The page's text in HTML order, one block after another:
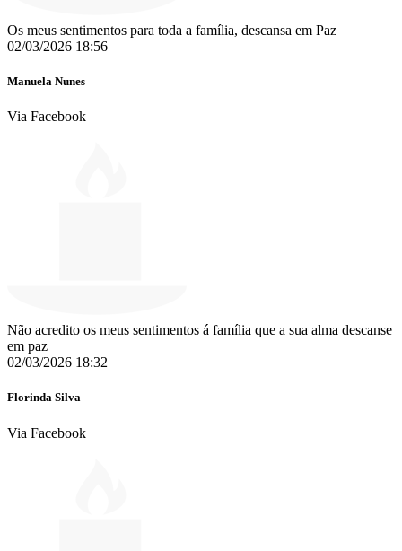
Os meus sentimentos para toda a família, descansa em Paz ️
02/03/2026 18:56
Manuela Nunes
Via Facebook
Não acredito os meus sentimentos á família que a sua alma descanse
em paz ️
02/03/2026 18:32
Florinda Silva
Via Facebook